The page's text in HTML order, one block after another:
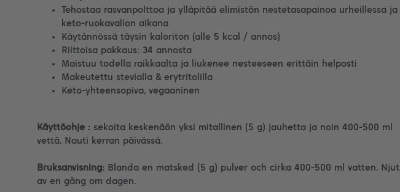
Tehostaa rasvanpolttoa ja ylläpitää elimistön nestetasapainoa urheillessa ja
keto-ruokavalion aikana
Käytännössä täysin kaloriton (alle 5 kcal / annos)
Riittoisa pakkaus: 34 annosta
Maistuu todella raikkaalta ja liukenee nesteeseen erittäin helposti
Makeutettu stevialla & erytritolilla
Keto-yhteensopiva, vegaaninen
Käyttöohje : sekoita keskenään yksi mitallinen (5 g) jauhetta ja noin 400-500 ml
vettä. Nauti kerran päivässä.
Bruksanvisning: Blanda en matsked (5 g) pulver och cirka 400-500 ml vatten. Njut
av en gång om dagen.